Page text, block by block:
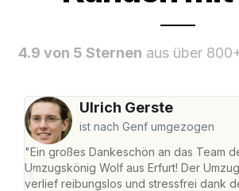
4.9 von 5 Sternen aus über
Ulrich Gerste
ist nach Genf umgezogen
"Ein großes Dankeschön an das Team
Umzugskönig Wolf aus Erfurt! Der
verlief reibungslos und stressfrei dank